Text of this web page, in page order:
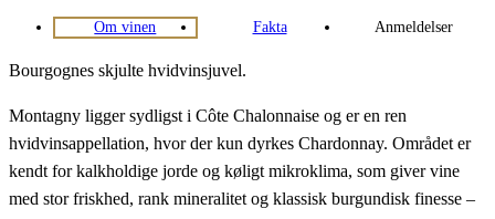
Om vinen Fakta Anmeldelser
Bourgognes skjulte hvidvinsjuvel.
Montagny ligger sydligst i Côte Chalonnaise og er en ren
hvidvinsappellation, hvor der kun dyrkes Chardonnay. Området er
kendt for kalkholdige jorde og køligt mikroklima, som giver vine
med stor friskhed, rank mineralitet og klassisk burgundisk finesse –